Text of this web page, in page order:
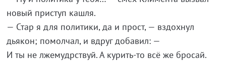
новый приступ кашля.
— Стар я для политики, да и прост, — вздохнул
дьякон; помолчал, и вдруг добавил: —
И ты не лжемудрствуй. А курить-то всё же бросай.